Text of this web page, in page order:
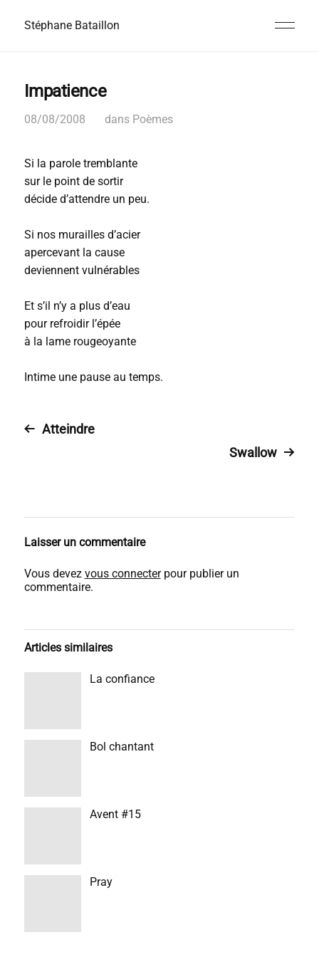
Stéphane Bataillon
Impatience
08/08/2008 dans Poèmes
Si la parole tremblante
sur le point de sortir
décide d’attendre un peu.
Si nos murailles d’acier
apercevant la cause
deviennent vulnérables
Et s’il n’y a plus d’eau
pour refroidir l’épée
à la lame rougeoyante
Intime une pause au temps.
Atteindre
Swallow
Laisser un commentaire
Vous devez vous connecterpour publier un
commentaire.
Articles similaires
La confiance
Bol chantant
Avent #15
Pray